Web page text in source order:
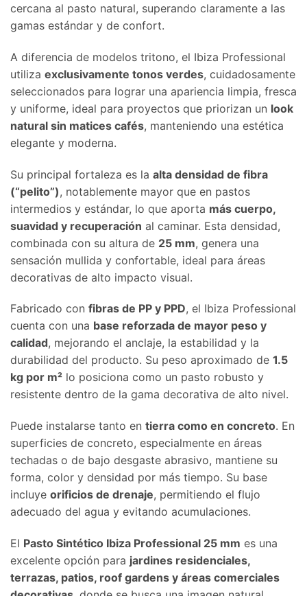
cercana al pasto natural, superando claramente a las
gamas estándar y de confort.
A diferencia de modelos tritono, el Ibiza Professional
utiliza exclusivamente tonos verdes, cuidadosamente
seleccionados para lograr una apariencia limpia, fresca
y uniforme, ideal para proyectos que priorizan un look
natural sin matices cafés, manteniendo una estética
elegante y moderna.
Su principal fortaleza es la alta densidad de fibra
(“pelito”), notablemente mayor que en pastos
intermedios y estándar, lo que aporta más cuerpo,
suavidad y recuperación al caminar. Esta densidad,
combinada con su altura de 25 mm, genera una
sensación mullida y confortable, ideal para áreas
decorativas de alto impacto visual.
Fabricado con fibras de PP y PPD, el Ibiza Professional
cuenta con una base reforzada de mayor peso y
calidad, mejorando el anclaje, la estabilidad y la
durabilidad del producto. Su peso aproximado de 1.5
kg por m² lo posiciona como un pasto robusto y
resistente dentro de la gama decorativa de alto nivel.
Puede instalarse tanto en tierra como en concreto. En
superficies de concreto, especialmente en áreas
techadas o de bajo desgaste abrasivo, mantiene su
forma, color y densidad por más tiempo. Su base
incluye orificios de drenaje, permitiendo el flujo
adecuado del agua y evitando acumulaciones.
El Pasto Sintético Ibiza Professional 25 mm es una
excelente opción para jardines residenciales,
terrazas, patios, roof gardens y áreas comerciales